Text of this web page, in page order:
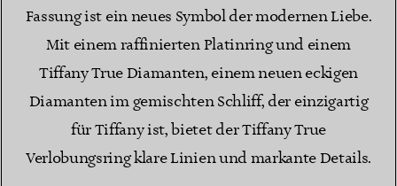
Fassung ist ein neues Symbol der modernen Liebe.
Mit einem raffinierten Platinring und einem
Tiffany True Diamanten, einem neuen eckigen
Diamanten im gemischten Schliff, der einzigartig
für Tiffany ist, bietet der Tiffany True
Verlobungsring klare Linien und markante Details.